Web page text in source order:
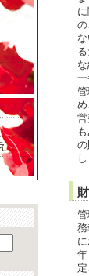
一
管
定